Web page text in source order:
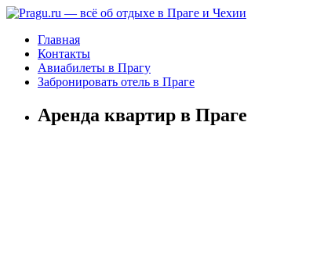
Главная
Контакты
Авиабилеты в Прагу
Забронировать отель в Праге
Аренда квартир в Праге